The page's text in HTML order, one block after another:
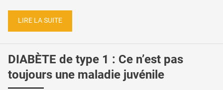
LIRE LA SUITE
DIABÈTE de type 1 : Ce n’est pas
toujours une maladie juvénile